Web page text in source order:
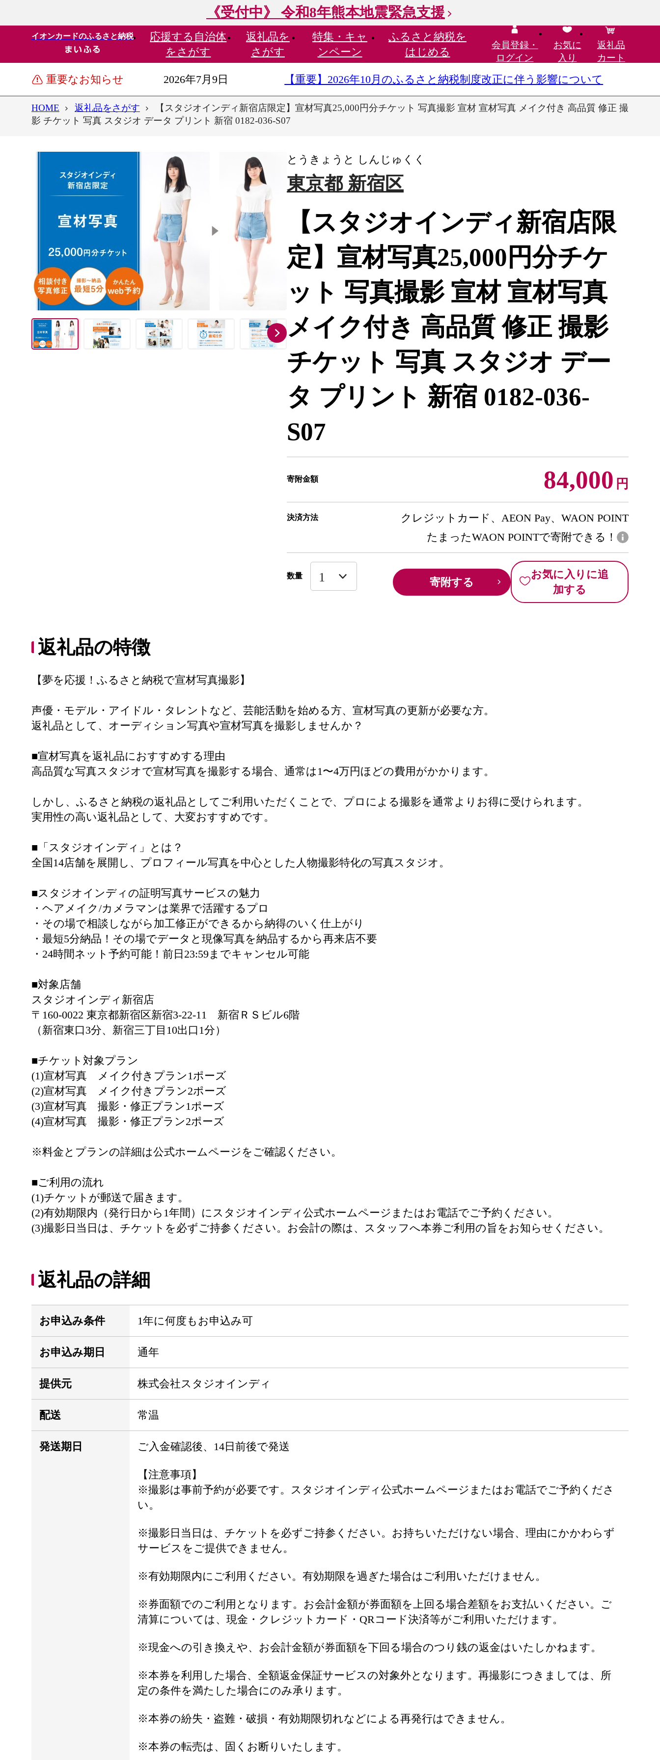
《受付中》 令和8年熊本地震緊急支援
イオンカードのふるさと納税 応援する 自治体
をさがす
返礼品を
さがす
特集・ キャ
ンペーン
ふるさと納税を
はじめる
会員登録・
ログイン
お気に
入り
返礼品
カート
重要なお知らせ 2026年7月9日 【重要】2026年10月のふるさと納税制度改正に伴う影響について
HOME 返礼品をさがす
【スタジオインディ新宿店限定】宣材写真25,000円分チケット 写真撮影 宣材 宣材写真 メイク付き 高品質 修正 撮
影 チケット 写真 スタジオ データ プリント 新宿 0182-036-S07
とうきょうと しんじゅくく
東京都 新宿区
【スタジオインディ新宿店限
定】宣材写真25,000円分チケ
ット 写真撮影 宣材 宣材写真
メイク付き 高品質 修正 撮影
チケット 写真 スタジオ デー
タ プリント 新宿 0182-036-
S07
寄附金額 84,000 円
決済方法
クレジットカード、AEON Pay、WAON POINT
たまったWAON POINTで寄附できる！
数量 寄附する
お気に入りに追
加する
返礼品の特徴
【夢を応援！ふるさと納税で宣材写真撮影】
声優・モデル・アイドル・タレントなど、芸能活動を始める方、宣材写真の更新が必要な方。
返礼品として、オーディション写真や宣材写真を撮影しませんか？
■宣材写真を返礼品におすすめする理由
高品質な写真スタジオで宣材写真を撮影する場合、通常は1〜4万円ほどの費用がかかります。
しかし、ふるさと納税の返礼品としてご利用いただくことで、プロによる撮影を通常よりお得に受けられます。
実用性の高い返礼品として、大変おすすめです。
■「スタジオインディ」とは？
全国14店舗を展開し、プロフィール写真を中心とした人物撮影特化の写真スタジオ。
■スタジオインディの証明写真サービスの魅力
・ヘアメイク/カメラマンは業界で活躍するプロ
・その場で相談しながら加工修正ができるから納得のいく仕上がり
・最短5分納品！その場でデータと現像写真を納品するから再来店不要
・24時間ネット予約可能！前日23:59までキャンセル可能
■対象店舗
スタジオインディ新宿店
〒160-0022 東京都新宿区新宿3-22-11 新宿ＲＳビル6階
（新宿東口3分、新宿三丁目10出口1分）
■チケット対象プラン
(1)宣材写真 メイク付きプラン1ポーズ
(2)宣材写真 メイク付きプラン2ポーズ
(3)宣材写真 撮影・修正プラン1ポーズ
(4)宣材写真 撮影・修正プラン2ポーズ
※料金とプランの詳細は公式ホームページをご確認ください。
■ご利用の流れ
(1)チケットが郵送で届きます。
(2)有効期限内（発行日から1年間）にスタジオインディ公式ホームページまたはお電話でご予約ください。
(3)撮影日当日は、チケットを必ずご持参ください。お会計の際は、スタッフへ本券ご利用の旨をお知らせください。
返礼品の詳細
お申込み条件 1年に何度もお申込み可
お申込み期日 通年
提供元 株式会社スタジオインディ
配送 常温
発送期日 ご入金確認後、14日前後で発送
【注意事項】
※撮影は事前予約が必要です。スタジオインディ公式ホームページまたはお電話でご予約くださ
い。
※撮影日当日は、チケットを必ずご持参ください。お持ちいただけない場合、理由にかかわらず
サービスをご提供できません。
※有効期限内にご利用ください。有効期限を過ぎた場合はご利用いただけません。
※券面額でのご利用となります。お会計金額が券面額を上回る場合差額をお支払いください。ご
清算については、現金・クレジットカード・QRコード決済等がご利用いただけます。
※現金への引き換えや、お会計金額が券面額を下回る場合のつり銭の返金はいたしかねます。
※本券を利用した場合、全額返金保証サービスの対象外となります。再撮影につきましては、所
定の条件を満たした場合にのみ承ります。
※本券の紛失・盗難・破損・有効期限切れなどによる再発行はできません。
※本券の転売は、固くお断りいたします。